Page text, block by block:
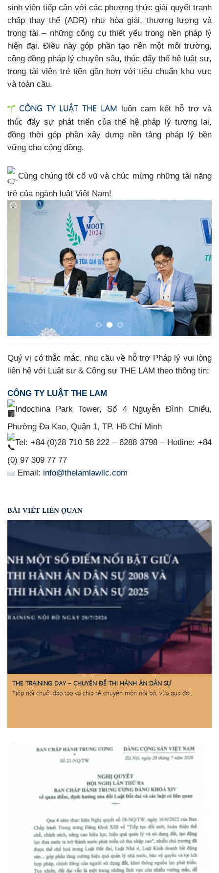
sinh viên tiếp cận với các phương thức giải quyết tranh
chấp thay thế (ADR) như hòa giải, thương lượng và
trọng tài – những công cụ thiết yếu trong nền pháp lý
hiện đại. Điều này góp phần tạo nên một môi trường,
cộng đồng pháp lý chuyên sâu, thúc đẩy thế hệ luật sư,
trọng tài viên trẻ tiến gần hơn với tiêu chuẩn khu vực
và toàn cầu.
CÔNG TY LUẬT THE LAM luôn cam kết hỗ trợ và
thúc đẩy sự phát triển của thế hệ pháp lý tương lai,
đồng thời góp phần xây dựng nền tảng pháp lý bền
vững cho cộng đồng.
Cùng chúng tôi cổ vũ và chúc mừng những tài năng
trẻ của ngành luật Việt Nam!
Quý vị có thắc mắc, nhu cầu về hỗ trợ Pháp lý vui lòng
liên hệ với Luật sư & Cộng sự THE LAM theo thông tin:
CÔNG TY LUẬT THE LAM
Indochina Park Tower, Số 4 Nguyễn Đình Chiểu,
Phường Đa Kao, Quận 1, TP. Hồ Chí Minh
Tel: +84 (0)28 710 58 222 – 6288 3798 – Hotline: +84
(0) 97 309 77 77
Email: info@thelamlawllc.com
BÀI VIẾT LIÊN QUAN
THE TRAINING DAY – CHUYÊN ĐỀ THI HÀNH ÁN DÂN SỰ
Tiếp nối chuỗi đào tạo và chia sẻ chuyên môn nội bộ, vừa qua đội